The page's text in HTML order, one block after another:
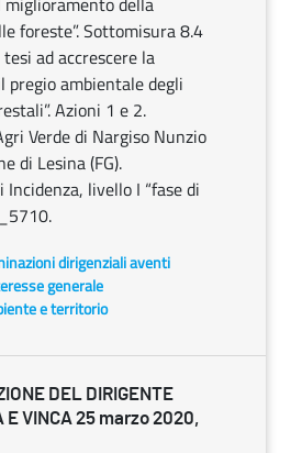
foreste”. Sottomisura 8.4
ad accrescere la
pregio ambientale degli
Azioni 1 e 2.
Verde di Nargiso Nunzio
di Lesina (FG).
livello I “fase di
dirigenziali aventi
generale
e territorio
DEL DIRIGENTE
E VINCA 25 marzo 2020,